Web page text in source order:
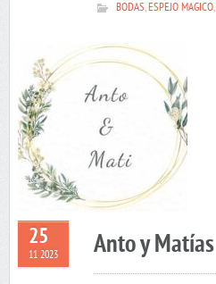
BODAS,ESPEJO MAGICO,
25
11 2023 Anto y Matías